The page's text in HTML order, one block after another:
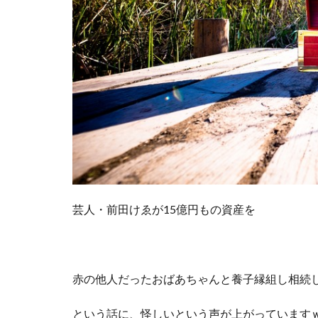
芸人・前田けゑが15億円もの資産を
赤の他人だったおばあちゃんと養子縁組し相続
という話に、怪しいという声が上がっています